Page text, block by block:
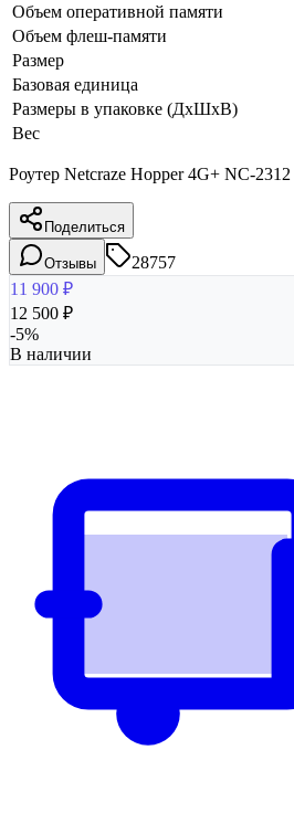
Объем оперативной памяти
Объем флеш-памяти
Размер
Базовая единица
Размеры в упаковке (ДхШхВ)
Вес
Роутер Netcraze Hopper 4G+ NC-2312
Поделиться
Отзывы
28757
11 900 ₽
12 500 ₽
-5%
В наличии